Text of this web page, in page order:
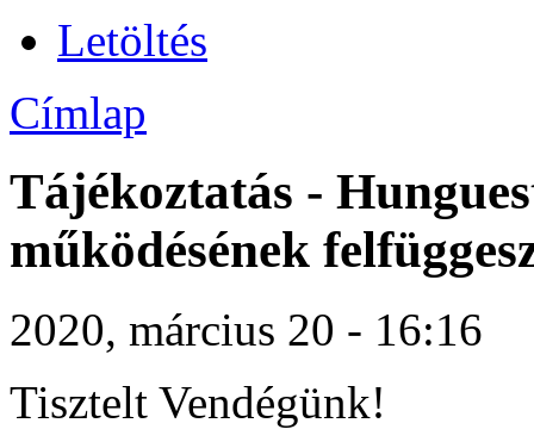
Letöltés
Címlap
Tájékoztatás -
működésének
2020, március 20 - 16:16
Tisztelt Vendégünk!